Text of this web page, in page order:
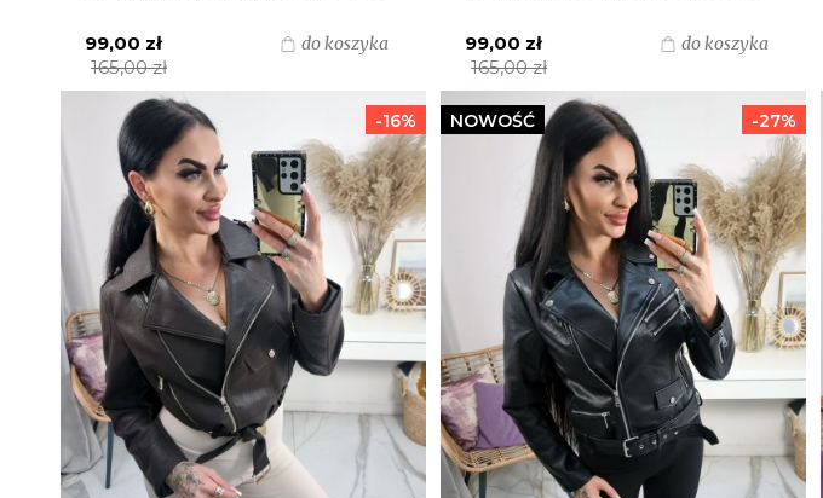
99,00 zł
165,00 zł
do koszyka
99,00 zł
165,00 zł
do koszyka
-16% -27%
NOWOŚĆ